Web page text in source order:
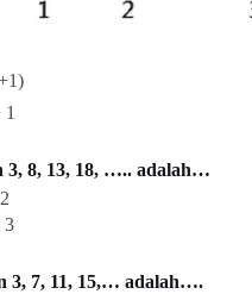
1
3, 8, 13, 18, ….. adalah…
3, 7, 11, 15,… adalah….